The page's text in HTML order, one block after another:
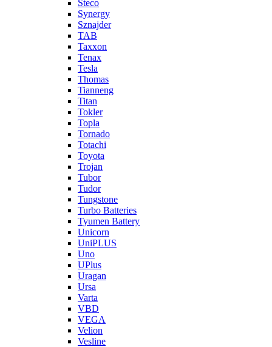
Steco
Synergy
Sznajder
TAB
Taxxon
Tenax
Tesla
Thomas
Tianneng
Titan
Tokler
Topla
Tornado
Totachi
Toyota
Trojan
Tubor
Tudor
Tungstone
Turbo Batteries
Tyumen Battery
Unicorn
UniPLUS
Uno
UPlus
Uragan
Ursa
Varta
VBD
VEGA
Velion
Vesline